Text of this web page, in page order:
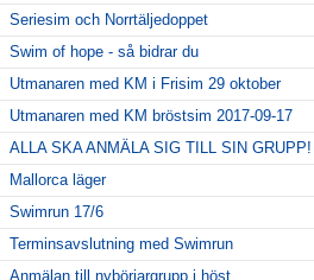
Seriesim och Norrtäljedoppet
Swim of hope - så bidrar du
Utmanaren med KM i Frisim 29 oktober
Utmanaren med KM bröstsim 2017-09-17
ALLA SKA ANMÄLA SIG TILL SIN GRUPP!
Mallorca läger
Swimrun 17/6
Terminsavslutning med Swimrun
Anmälan till nybörjargrupp i höst